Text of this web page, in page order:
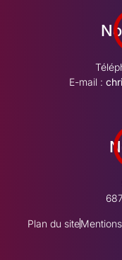
E-mail :
Plan du site